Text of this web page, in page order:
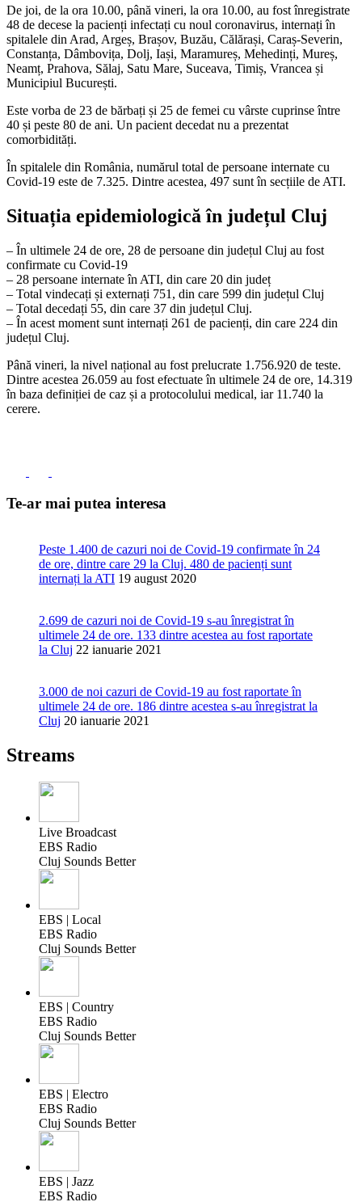
De joi, de la ora 10.00, până vineri, la ora 10.00, au fost înregistrate
48 de decese la pacienți infectați cu noul coronavirus, internați în
spitalele din Arad, Argeș, Brașov, Buzău, Călărași, Caraș-Severin,
Constanța, Dâmbovița, Dolj, Iași, Maramureș, Mehedinți, Mureș,
Neamț, Prahova, Sălaj, Satu Mare, Suceava, Timiș, Vrancea și
Municipiul București.
Este vorba de 23 de bărbați și 25 de femei cu vârste cuprinse între
40 și peste 80 de ani. Un pacient decedat nu a prezentat
comorbidități.
În spitalele din România, numărul total de persoane internate cu
Covid-19 este de 7.325. Dintre acestea, 497 sunt în secțiile de ATI.
Situația epidemiologică în județul Cluj
– În ultimele 24 de ore, 28 de persoane din județul Cluj au fost
confirmate cu Covid-19
– 28 persoane internate în ATI, din care 20 din județ
– Total vindecați și externați 751, din care 599 din județul Cluj
– Total decedați 55, din care 37 din județul Cluj.
– În acest moment sunt internați 261 de pacienți, din care 224 din
județul Cluj.
Până vineri, la nivel național au fost prelucrate 1.756.920 de teste.
Dintre acestea 26.059 au fost efectuate în ultimele 24 de ore, 14.319
în baza definiției de caz și a protocolului medical, iar 11.740 la
cerere.
Te-ar mai putea interesa
Peste 1.400 de cazuri noi de Covid-19 confirmate în 24
de ore, dintre care 29 la Cluj. 480 de pacienți sunt
internați la ATI 19 august 2020
2.699 de cazuri noi de Covid-19 s-au înregistrat în
ultimele 24 de ore. 133 dintre acestea au fost raportate
la Cluj 22 ianuarie 2021
3.000 de noi cazuri de Covid-19 au fost raportate în
ultimele 24 de ore. 186 dintre acestea s-au înregistrat la
Cluj 20 ianuarie 2021
Streams
Live Broadcast
EBS Radio
Cluj Sounds Better
EBS | Local
EBS Radio
Cluj Sounds Better
EBS | Country
EBS Radio
Cluj Sounds Better
EBS | Electro
EBS Radio
Cluj Sounds Better
EBS | Jazz
EBS Radio